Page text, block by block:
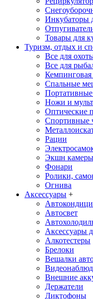
Инкубаторы
Товары для
Туризм, отдых и
Все для
Все для
Кемпинговая
Спальные
Портативные
Ножи и
Оптические
Спортивные
Рации
Экшн камеры
Фонари
Ролики,
Огнива
Аксессуары +
Aвтосвет
Аксессуары
Алкотестеры
Брелоки
Вешалки
Внешние
Держатели
Диктофоны